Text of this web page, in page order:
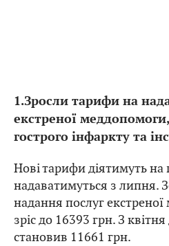
1.Зросли тарифи на
екстреної
гострого інфаркту та
Нові тарифи діятимуть на
надаватимуться з липня.
надання послуг
зріс до 16393 грн. З
становив 11661 грн.